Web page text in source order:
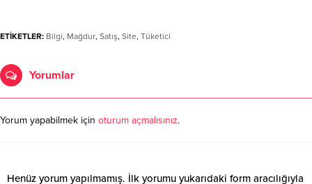
ETİKETLER: Bilgi, Mağdur, Satış, Site, Tüketici
Yorumlar
Yorum yapabilmek için oturum açmalısınız.
Henüz yorum yapılmamış. İlk yorumu yukarıdaki form aracılığıyla